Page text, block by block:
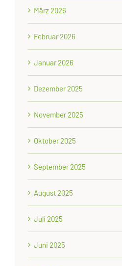
März 2026
Februar 2026
Januar 2026
Dezember 2025
November 2025
Oktober 2025
September 2025
August 2025
Juli 2025
Juni 2025